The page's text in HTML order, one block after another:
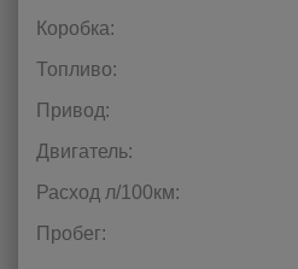
Коробка:
Топливо:
Привод:
Двигатель:
Расход л/100км:
Пробег: